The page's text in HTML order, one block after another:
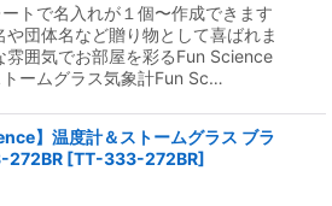
トで名入れが１個〜作成できます
や団体名など贈り物として喜ばれま
雰囲気でお部屋を彩るFun Science
ームグラス気象計Fun Sc…
】温度計＆ストームグラス ブラ
[TT-333-272BR]